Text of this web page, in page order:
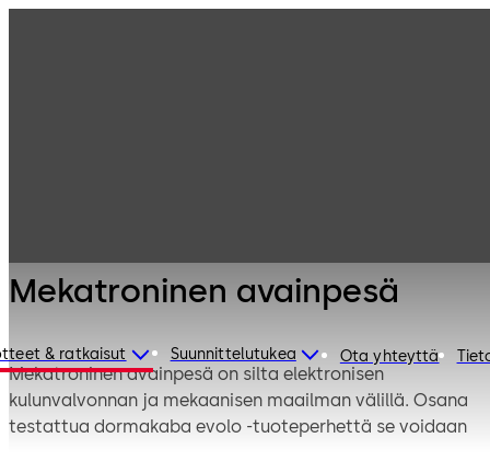
& ratkaisut Suunnittelutukea Ota yhteyttä
Mekatroninen avainpesä
Mekatroninen avainpesä on silta elektronisen
kulunvalvonnan ja mekaanisen maailman välillä. Osana
testattua dormakaba evolo -tuoteperhettä se voidaan